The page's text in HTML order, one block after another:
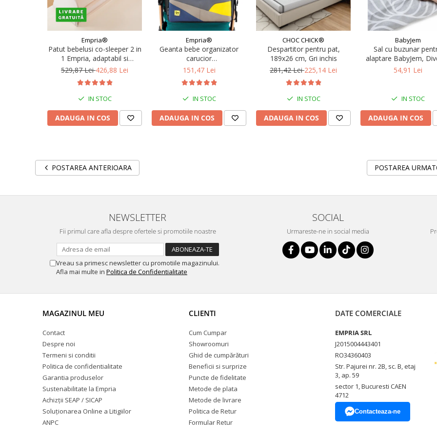
Empria®
Patut bebelusi co-sleeper 2 in
1 Empria, adaptabil si
portabil, transformabil in
patut 97 × 44 × 40 cm,
dimensiune bariera 185 × 40
529,87 Lei426,88 Lei
IN STOC
ADAUGA IN COS
Empria®
Geanta bebe organizator
carucior
bebelusi, 36x21x11 cm
151,47 Lei
IN STOC
ADAUGA IN COS
CHOC CHICK®
Despartitor pentru pat,
189x26 cm, Gri inchis
281,42 Lei225,14 Lei
IN STOC
ADAUGA IN COS
BabyJem
Sal cu buzunar
alaptare BabyJem,
culori
54,91 Lei
IN STOC
ADAUGA IN COS
POSTAREA
POSTAREA ANTERIOARA
NEWSLETTER
Fii primul care afla despre ofertele si promotiile noastre
Vreau sa primesc newsletter cu promotiile magazinului.
Afla mai multe in Politica de Confidentialitate
SOCIAL
Urmareste-ne in social media
MAGAZINUL MEU
Contact
Despre noi
Termeni si conditii
Politica de confidentialitate
Garantia produselor
Sustenabilitate la Empria
Achizții SEAP / SICAP
Soluționarea Online a Litigiilor
ANPC
CLIENTI
Cum Cumpar
Showroomuri
Ghid de cumpărături
Beneficii si surprize
Puncte de fidelitate
Metode de plata
Metode de livrare
Politica de Retur
Formular Retur
DATE COMERCIALE
EMPRIA SRL
J2015004443401
RO34360403
Str. Pajurei nr. 2B, sc. B, etaj
3, ap. 59
sector 1, Bucuresti CAEN
4712
Contacteaza-ne